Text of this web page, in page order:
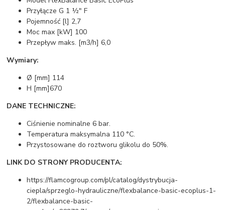
Przyłącze G 1 ½" F
Pojemność [l] 2,7
Moc max [kW] 100
Przepływ maks. [m3/h] 6,0
Wymiary:
Ø [mm] 114
H [mm]670
DANE TECHNICZNE:
Ciśnienie nominalne 6 bar.
Temperatura maksymalna 110 °C.
Przystosowane do roztworu glikolu do 50%.
LINK DO STRONY PRODUCENTA:
https://flamcogroup.com/pl/catalog/dystrybucja-
ciepla/sprzeglo-hydrauliczne/flexbalance-basic-ecoplus-1-
2/flexbalance-basic-